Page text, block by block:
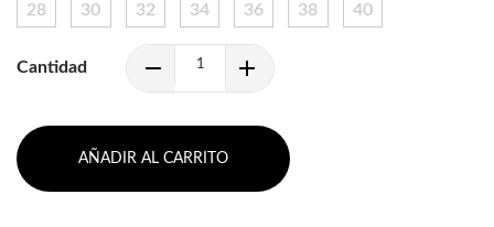
28 30 32 34 36 38 40
Cantidad
AÑADIR AL CARRITO